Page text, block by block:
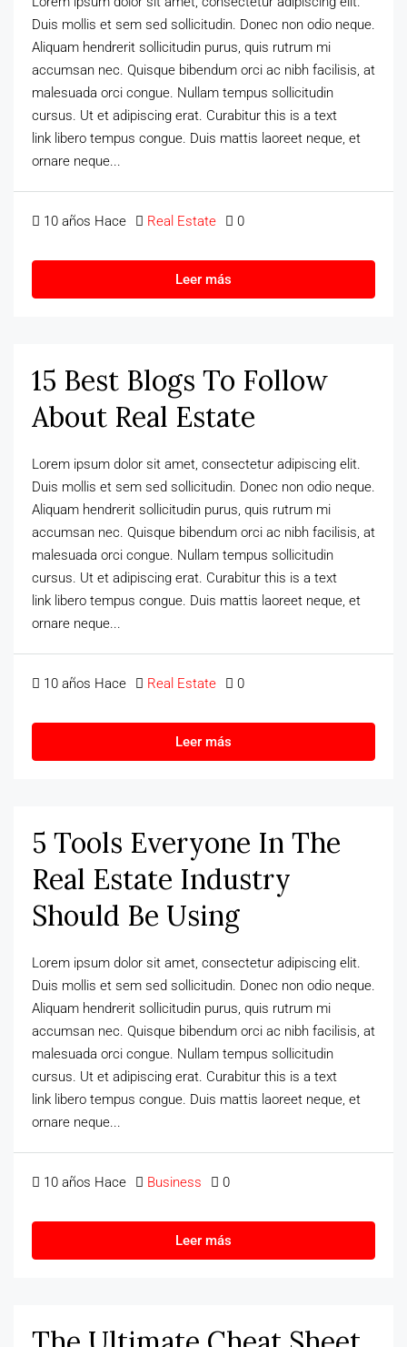
Duis mollis et sem sed sollicitudin. Donec non odio neque.
Aliquam hendrerit sollicitudin purus, quis rutrum mi
accumsan nec. Quisque bibendum orci ac nibh facilisis, at
malesuada orci congue. Nullam tempus sollicitudin
cursus. Ut et adipiscing erat. Curabitur this is a text
link libero tempus congue. Duis mattis laoreet neque, et
ornare neque...
10 años Hace Real Estate 0
Leer más
15 Best Blogs To Follow
About Real Estate
Lorem ipsum dolor sit amet, consectetur adipiscing elit.
Duis mollis et sem sed sollicitudin. Donec non odio neque.
Aliquam hendrerit sollicitudin purus, quis rutrum mi
accumsan nec. Quisque bibendum orci ac nibh facilisis, at
malesuada orci congue. Nullam tempus sollicitudin
cursus. Ut et adipiscing erat. Curabitur this is a text
link libero tempus congue. Duis mattis laoreet neque, et
ornare neque...
10 años Hace Real Estate 0
Leer más
5 Tools Everyone In The
Real Estate Industry
Should Be Using
Lorem ipsum dolor sit amet, consectetur adipiscing elit.
Duis mollis et sem sed sollicitudin. Donec non odio neque.
Aliquam hendrerit sollicitudin purus, quis rutrum mi
accumsan nec. Quisque bibendum orci ac nibh facilisis, at
malesuada orci congue. Nullam tempus sollicitudin
cursus. Ut et adipiscing erat. Curabitur this is a text
link libero tempus congue. Duis mattis laoreet neque, et
ornare neque...
10 años Hace Business 0
Leer más